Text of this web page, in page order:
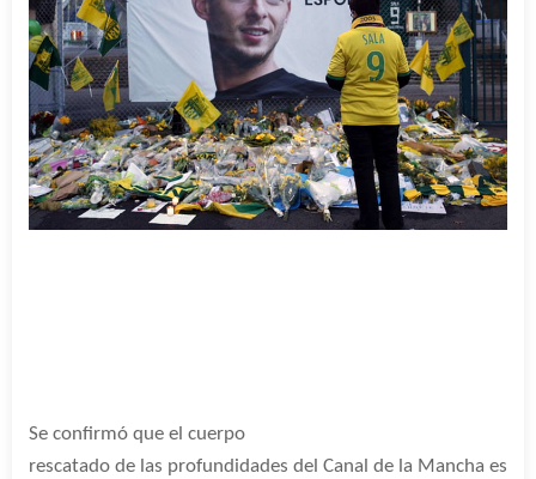
Se confirmó que el cuerpo
rescatado de las profundidades del Canal de la Mancha es